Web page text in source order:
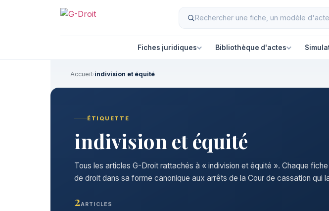
Fiches juridiques Bibliothèque d'actes
Accueil›indivision et équité
ÉTIQUETTE
indivision et équité
Tous les articles G-Droit rattachés à « indivision et équité ». Chaque
de droit dans sa forme canonique aux arrêts de la Cour de cassation qui
2ARTICLES